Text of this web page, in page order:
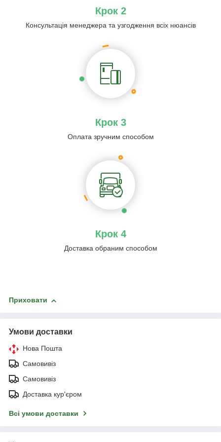
Крок 2
Консультація менеджера та узгодження всіх нюансів
Крок 3
Оплата зручним способом
Крок 4
Доставка обраним способом
Приховати
Умови доставки
Нова Пошта
Самовивіз
Самовивіз
Доставка кур'єром
Всі умови доставки